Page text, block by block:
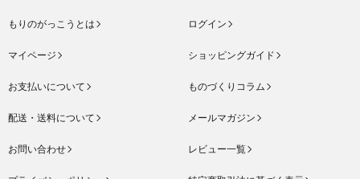
もりのがっこうとは ログイン
マイページ ショッピングガイド
お支払いについて ものづくりコラム
配送・送料について メールマガジン
お問い合わせ レビュー一覧